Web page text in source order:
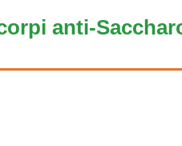
anti-